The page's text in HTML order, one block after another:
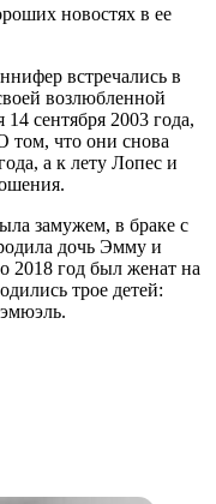
новостях в ее
встречались в
возлюбленной
сентября 2003 года,
том, что они снова
а к лету Лопес и
замужем, в браке с
дочь Эмму и
2018 год был женат на
трое детей: